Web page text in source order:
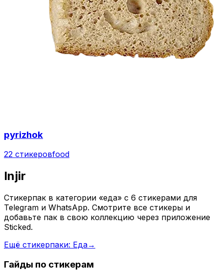
pyrizhok
22 стикеровfood
Injir
Стикерпак в категории «еда» с 6 стикерами для
Telegram и WhatsApp. Смотрите все стикеры и
добавьте пак в свою коллекцию через приложение
Sticked.
Ещё стикерпаки: Еда→
Гайды по стикерам